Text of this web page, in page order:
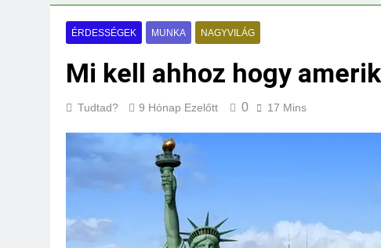
Milyen fűtést érdemes
3 Nap Ezelőtt
ÉRDESSÉGEK MUNKA NAGYVILÁG
Mi kell ahhoz hogy
Tudtad? 9 Hónap Ezelőtt 0 17 Mins